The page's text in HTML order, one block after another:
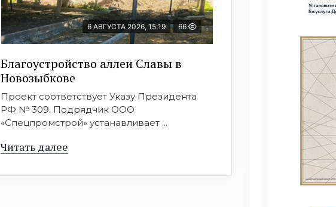
6 АВГУСТА 2026, 15:19 66
Благоустройство аллеи Славы в
Новозыбкове
Проект соответствует Указу Президента
РФ № 309. Подрядчик ООО
«Спецпромстрой» устанавливает ...
Читать далее